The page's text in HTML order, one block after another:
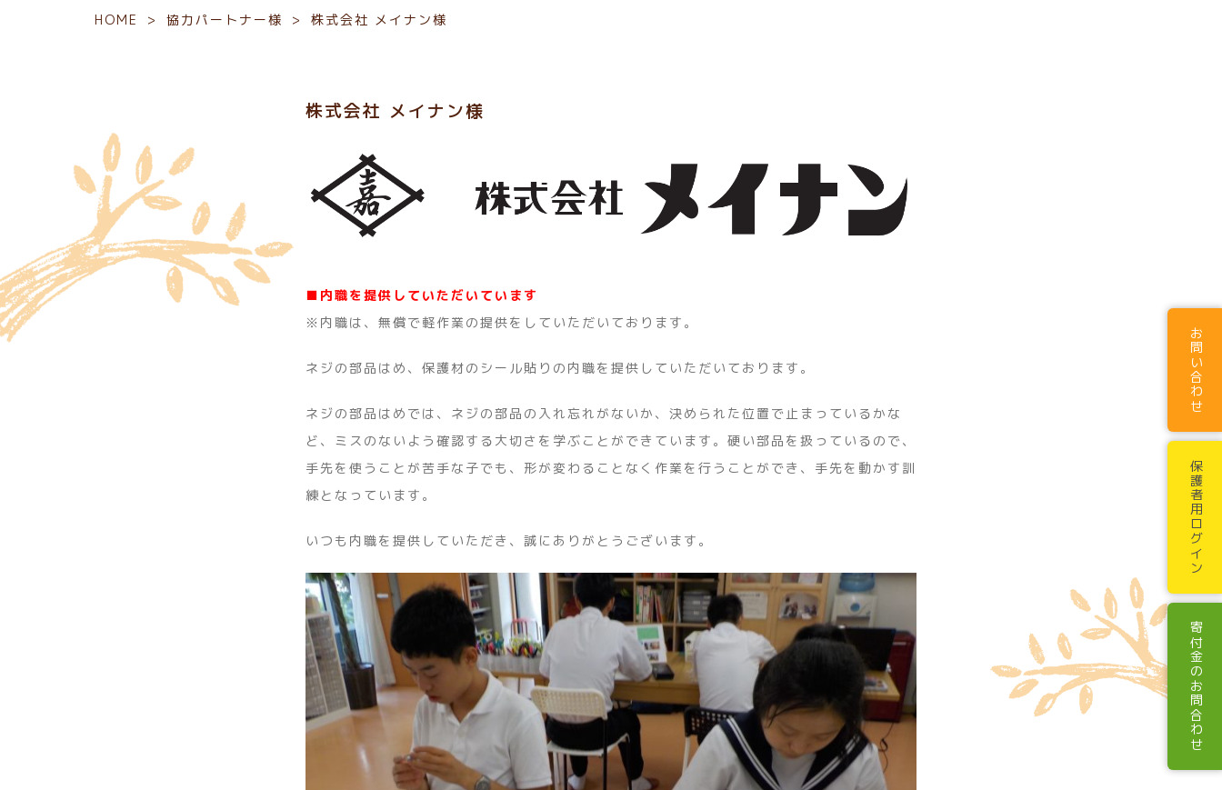
HOME > 協力パートナー様 > 株式会社 メイナン様
株式会社 メイナン様
■ 内職を提供していただいています
※内職は、無償で軽作業の提供をしていただいております。
ネジの部品はめ、保護材のシール貼りの内職を提供していただいております。
ネジの部品はめでは、ネジの部品の入れ忘れがないか、決められた位置で止まっているかな
ど、ミスのないよう確認する大切さを学ぶことができています。硬い部品を扱っているので、
手先を使うことが苦手な子でも、形が変わることなく作業を行うことができ、手先を動かす訓
練となっています。
いつも内職を提供していただき、誠にありがとうございます。
お問い合わせ
保護者用ログイン
寄付金のお問合わせ